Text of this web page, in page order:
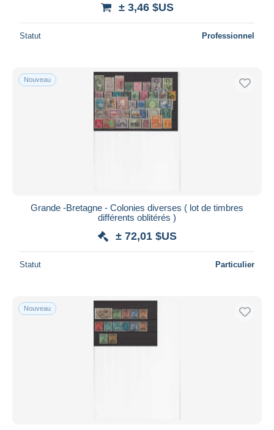
± 3,46 $US
Statut Professionnel
Nouveau
Grande -Bretagne - Colonies diverses ( lot de timbres
différents oblitérés )
± 72,01 $US
Statut Particulier
Nouveau